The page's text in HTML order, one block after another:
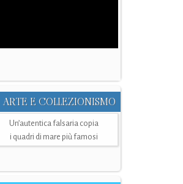
ARTE E COLLEZIONISMO
Un’autentica falsaria copia
i quadri di mare più famosi